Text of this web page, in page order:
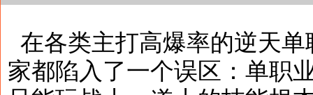
在各类主打高爆率的逆天
家都陷入了一个误区：单职